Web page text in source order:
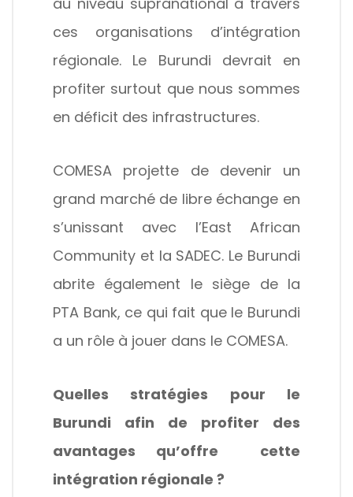
ces organisations d’intégration
régionale. Le Burundi devrait en
profiter surtout que nous sommes
en déficit des infrastructures.
COMESA projette de devenir un
grand marché de libre échange en
s’unissant avec l’East African
Community et la SADEC. Le Burundi
abrite également le siège de la
PTA Bank, ce qui fait que le Burundi
a un rôle à jouer dans le COMESA.
Quelles stratégies pour le
Burundi afin de profiter des
avantages qu’offre cette
intégration régionale ?